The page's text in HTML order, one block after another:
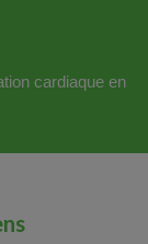
cardiaque en